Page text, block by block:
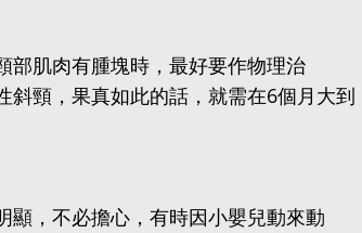
部肌肉有腫塊時，最好要作物理治
頸，果真如此的話，就需在6個月大到
顯，不必擔心，有時因小嬰兒動來動